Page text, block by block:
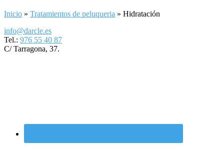
Inicio » Tratamientos de peluqueria » Hidratación
info@darcle.es
Tel.: 976 55 40 87
C/ Tarragona, 37.